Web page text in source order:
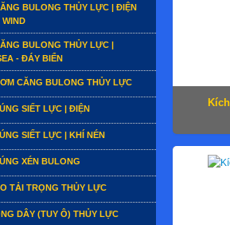
BULONG THỦY LỰC | ĐIỆN
WIND
BULONG THỦY LỰC |
- ĐÁY BIỂN
CĂNG BULONG THỦY LỰC
SIẾT LỰC | ĐIỆN
SIẾT LỰC | KHÍ NÉN
XÉN BULONG
TẢI TRỌNG THỦY LỰC
DÂY (TUY Ô) THỦY LỰC